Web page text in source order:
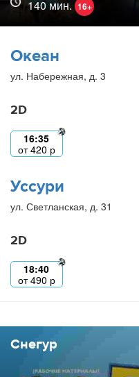
140 мин. 16+
Океан
ул. Набережная, д. 3
2D
16:35
от420 р
Уссури
ул. Светланская, д. 31
2D
18:40
от490 р
Снегур